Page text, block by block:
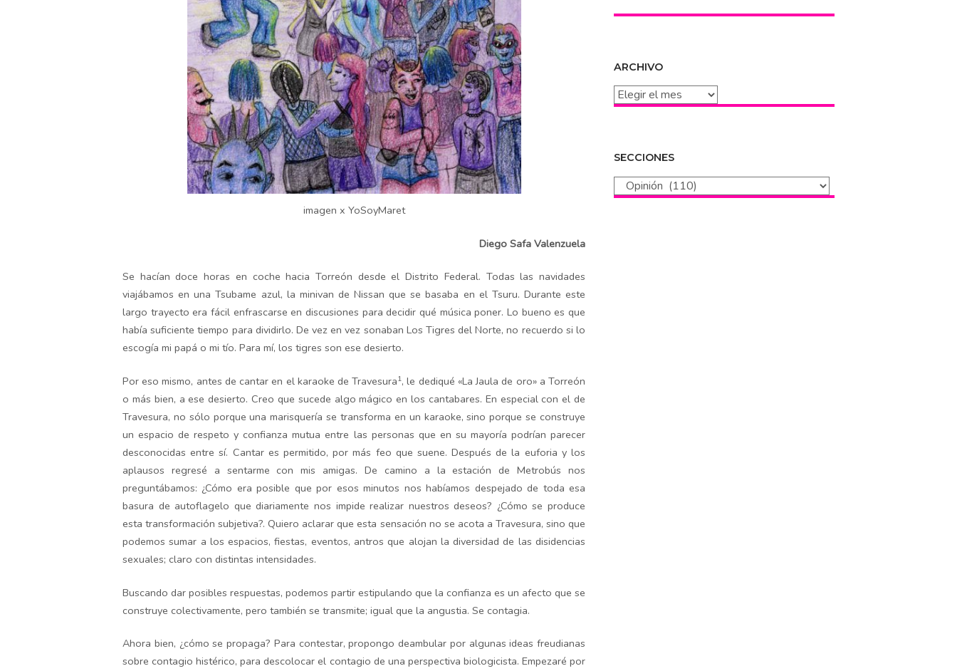
imagen x YoSoyMaret
Diego Safa Valenzuela
Se hacían doce horas en coche hacia Torreón desde el Distrito Federal. Todas las navidades
viajábamos en una Tsubame azul, la minivan de Nissan que se basaba en el Tsuru. Durante este
largo trayecto era fácil enfrascarse en discusiones para decidir qué música poner. Lo bueno es que
había suficiente tiempo para dividirlo. De vez en vez sonaban Los Tigres del Norte, no recuerdo si lo
escogía mi papá o mi tío. Para mí, los tigres son ese desierto.
Por eso mismo, antes de cantar en el karaoke de Travesura1, le dediqué «La Jaula de oro» a Torreón
o más bien, a ese desierto. Creo que sucede algo mágico en los cantabares. En especial con el de
Travesura, no sólo porque una marisquería se transforma en un karaoke, sino porque se construye
un espacio de respeto y confianza mutua entre las personas que en su mayoría podrían parecer
desconocidas entre sí. Cantar es permitido, por más feo que suene. Después de la euforia y los
aplausos regresé a sentarme con mis amigas. De camino a la estación de Metrobús nos
preguntábamos: ¿Cómo era posible que por esos minutos nos habíamos despejado de toda esa
basura de autoflagelo que diariamente nos impide realizar nuestros deseos? ¿Cómo se produce
esta transformación subjetiva?. Quiero aclarar que esta sensación no se acota a Travesura, sino que
podemos sumar a los espacios, fiestas, eventos, antros que alojan la diversidad de las disidencias
sexuales; claro con distintas intensidades.
Buscando dar posibles respuestas, podemos partir estipulando que la confianza es un afecto que se
construye colectivamente, pero también se transmite; igual que la angustia. Se contagia.
Ahora bien, ¿cómo se propaga? Para contestar, propongo deambular por algunas ideas freudianas
sobre contagio histérico, para descolocar el contagio de una perspectiva biologicista. Empezaré por
ARCHIVO
Archivo
SECCIONES
Secciones